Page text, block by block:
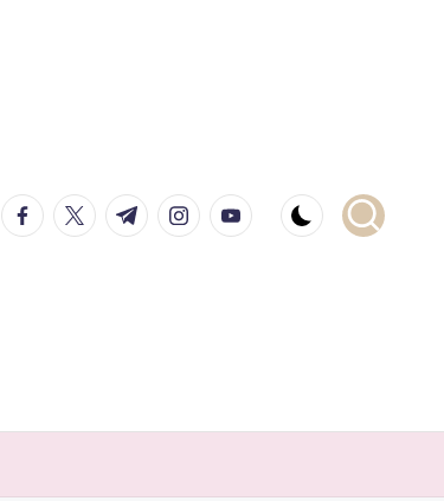
facebook.com
twitter.com
t.me instagram.com
youtube.com